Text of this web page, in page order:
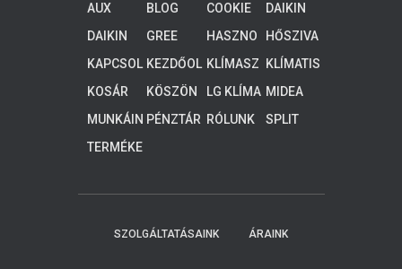
AUX
BLOG
COOKIE
(EU)
DAIKIN
A 3
ALACSON
HŐMÉRS
RENDSZE
DAIKIN
GREE
HASZNO
TUDNIVA
LÓK
HŐSZIVA
TTYÚK
KAPCSOL KEZDŐOL KLÍMASZ
ERELÉS
KLÍMATIS
KOSÁR
KÖSZÖN
JÜK,
HOGY
KOLLEGÁ
HAMARO
LG KLÍMA MIDEA
MUNKÁIN PÉNZTÁR RÓLUNK
SPLIT
TERMÉKE
SZOLGÁLTATÁSAINK ÁRAINK